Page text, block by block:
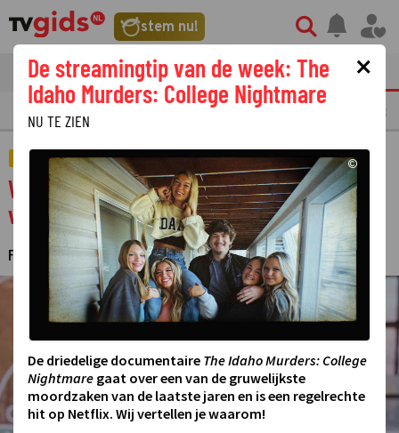
stem nu!
tvgids streaming nieuws
OPMERKELIJKE TV FRAGMENTEN
ACTUEEL
Welmoed Sijtsma 'blij' voor Bert Huisjes na
vertrek bij Omroep WNL
FAYE HEIJNIS ·18 MEI 2025 11:26
×
De streamingtip van de week: The
Idaho Murders: College Nightmare
NU TE ZIEN
©
De driedelige documentaire The Idaho Murders: College
Nightmare gaat over een van de gruwelijkste
moordzaken van de laatste jaren en is een regelrechte
hit op Netflix. Wij vertellen je waarom!